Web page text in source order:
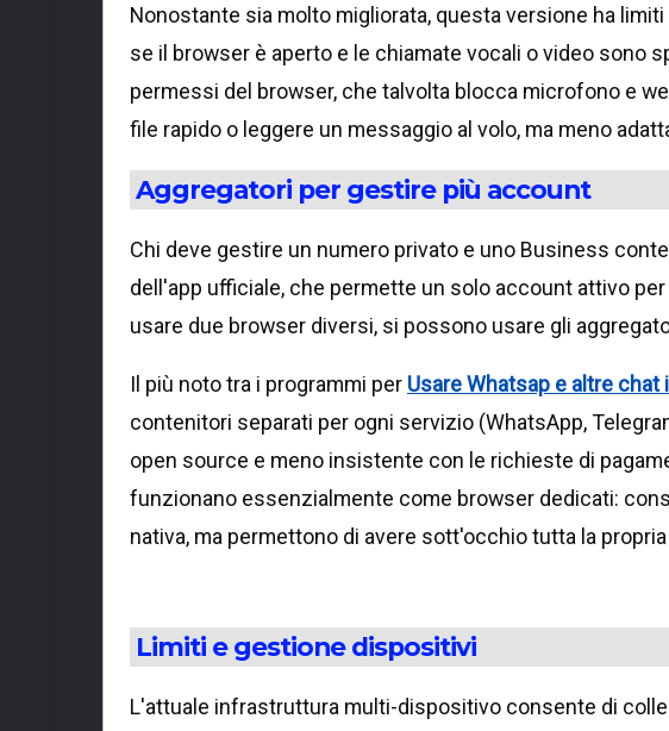
Nonostante sia molto migliorata, questa versione ha
se il browser è aperto e le chiamate vocali o video sono
permessi del browser, che talvolta blocca microfono e
file rapido o leggere un messaggio al volo, ma meno
Aggregatori per gestire più account
Chi deve gestire un numero privato e uno Business
dell'app ufficiale, che permette un solo account attivo
usare due browser diversi, si possono usare gli
Il più noto tra i programmi per Usare Whatsap e altre chat
contenitori separati per ogni servizio (WhatsApp,
open source e meno insistente con le richieste di
funzionano essenzialmente come browser dedicati:
nativa, ma permettono di avere sott'occhio tutta la
Limiti e gestione dispositivi
L'attuale infrastruttura multi-dispositivo consente di